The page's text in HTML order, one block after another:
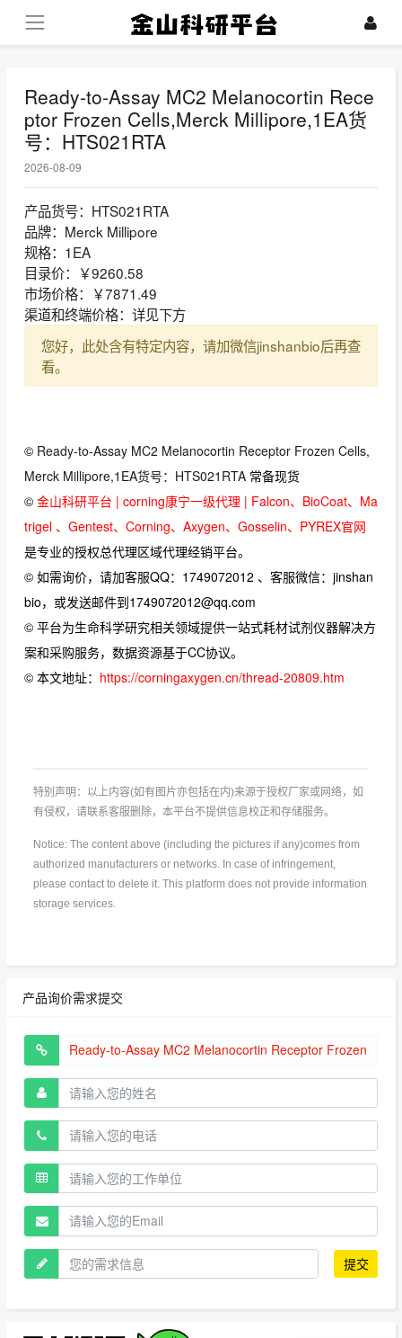
Ready-to-Assay MC2 Melanocortin Rece
ptor Frozen Cells,Merck Millipore,1EA货
号：HTS021RTA
2026-08-09
产品货号：HTS021RTA
品牌：Merck Millipore
规格：1EA
目录价：￥9260.58
市场价格：￥7871.49
渠道和终端价格：详见下方
您好，此处含有特定内容，请加微信jinshanbio后再查
看。
© Ready-to-Assay MC2 Melanocortin Receptor Frozen Cells,
Merck Millipore,1EA货号：HTS021RTA 常备现货
© 金山科研平台 | corning康宁一级代理 | Falcon、BioCoat、Ma
trigel 、Gentest、Corning、Axygen、Gosselin、PYREX官网
是专业的授权总代理区域代理经销平台。
© 如需询价，请加客服QQ：1749072012 、客服微信：jinshan
bio，或发送邮件到1749072012@qq.com
© 平台为生命科学研究相关领域提供一站式耗材试剂仪器解决方
案和采购服务，数据资源基于CC协议。
© 本文地址： https://corningaxygen.cn/thread-20809.htm
特别声明：以上内容(如有图片亦包括在内)来源于授权厂家或网络，如
有侵权，请联系客服删除，本平台不提供信息校正和存储服务。
Notice: The content above (including the pictures if any)comes from
authorized manufacturers or networks. In case of infringement,
please contact to delete it. This platform does not provide information
storage services.
产品询价需求提交
提交